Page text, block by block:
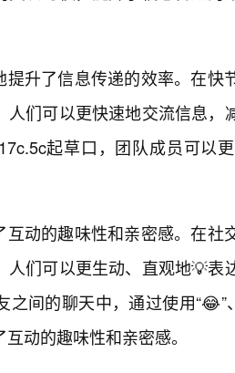
提升了信息传递的效率。在快
人们可以更快速地交流信息，
起草口，团队成员可以
互动的趣味性和亲密感。在社
人们可以更生动、直观地💡表
之间的聊天中，通过使用
动的趣味性和亲密感。